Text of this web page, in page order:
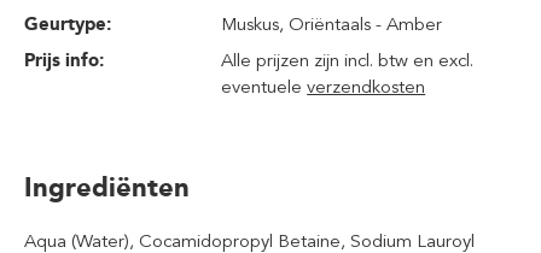
Geurtype:
Muskus, Oriëntaals - Amber
Prijs info:
Alle prijzen zijn incl. btw en excl.
eventueleverzendkosten
Ingrediënten
Aqua (Water), Cocamidopropyl Betaine, Sodium Lauroyl